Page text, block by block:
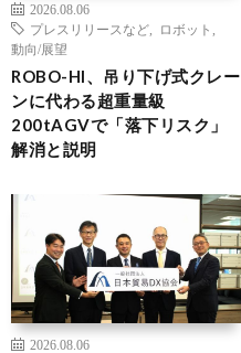
2026.08.06
プレスリリースなど
ロボット
動向/展望
ROBO-HI、吊り下げ式クレー
ンに代わる超重量級
200tAGVで「落下リスク」
解消と説明
2026.08.06